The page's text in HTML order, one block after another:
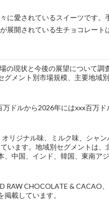
に愛されているスイーツです
開されている生チョコレート
現状と今後の展望について調
メント別市場規模、主要地域
ドルから2026年にはxxx百万
リジナル味、ミルク味、シャ
います。地域別セグメントは
中国、インド、韓国、東南ア
RAW CHOCOLATE & CACAO
載しています。